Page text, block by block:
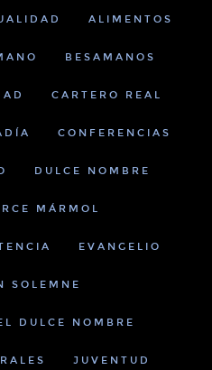
ALIMENTOS
BESAMANOS
CARTERO REAL
CONFERENCIAS
DULCE NOMBRE
MÁRMOL
EVANGELIO
SOLEMNE
DULCE NOMBRE
JUVENTUD